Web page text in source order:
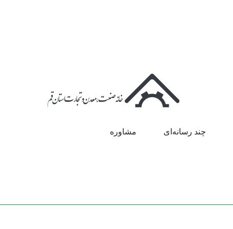
چند رسانه‌ای مشاوره